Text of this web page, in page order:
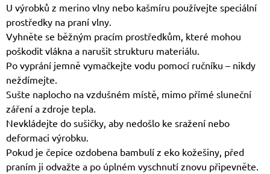
U výrobků z merino vlny nebo kašmíru používejte speciální
prostředky na praní vlny.
Vyhněte se běžným pracím prostředkům, které mohou
poškodit vlákna a narušit strukturu materiálu.
Po vyprání jemně vymačkejte vodu pomocí ručníku – nikdy
neždímejte.
Sušte naplocho na vzdušném místě, mimo přímé sluneční
záření a zdroje tepla.
Nevkládejte do sušičky, aby nedošlo ke sražení nebo
deformaci výrobku.
Pokud je čepice ozdobena bambulí z eko kožešiny, před
praním ji odvažte a po úplném vyschnutí znovu připevněte.